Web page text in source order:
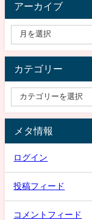
アーカイブ
カテゴリー
メタ情報
ログイン
投稿フィード
コメントフィード